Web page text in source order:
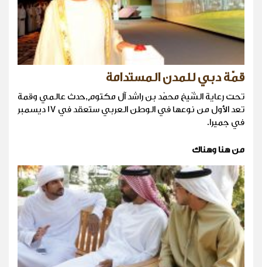
قمّة دبي للمدن المستدامة
تحت رعاية الشّيخ محمّد بن راشد آل مكتوم,حدث عالمي وقمة
تعد الأول من نوعها في الوطن العربي ستعقد في 17 ديسمبر
في جميرا.
من هنا وهناك